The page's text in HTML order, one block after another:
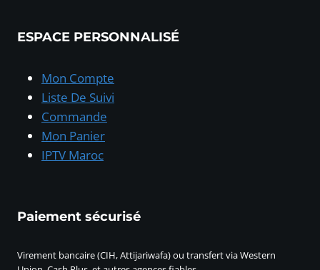
ESPACE PERSONNALISÉ
Mon Compte
Liste De Suivi
Commande
Mon Panier
IPTV Maroc
Paiement sécurisé
Virement bancaire (CIH, Attijariwafa) ou transfert via Western